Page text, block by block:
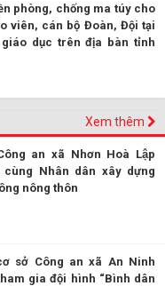
phòng, chống ma túy cho
viên, cán bộ Đoàn, Đội tại
dục trên địa bàn tỉnh
Xem thêm
an xã Nhơn Hoà Lập
cùng Nhân dân xây dựng
nông thôn
sở Công an xã An Ninh
gia đội hình “Bình dân